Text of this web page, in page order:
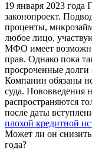
19 января 2023 года
законопроект.
проценты,
любое лицо,
МФО имеет
прав. Однако пока
просроченные
Компании обязаны
суда. Нововведения
распространяются
после даты
плохой кредитной
Может ли он
года?